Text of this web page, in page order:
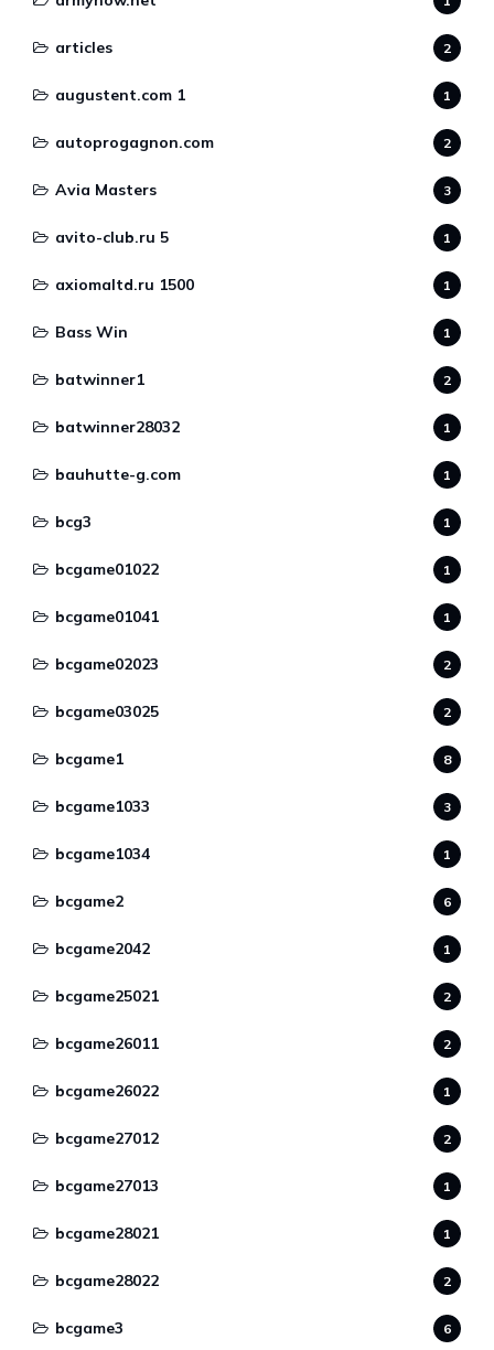
articles 2
augustent.com 1 1
autoprogagnon.com 2
Avia Masters 3
avito-club.ru 5 1
axiomaltd.ru 1500 1
Bass Win 1
batwinner1 2
batwinner28032 1
bauhutte-g.com 1
bcg3 1
bcgame01022 1
bcgame01041 1
bcgame02023 2
bcgame03025 2
bcgame1 8
bcgame1033 3
bcgame1034 1
bcgame2 6
bcgame2042 1
bcgame25021 2
bcgame26011 2
bcgame26022 1
bcgame27012 2
bcgame27013 1
bcgame28021 1
bcgame28022 2
bcgame3 6